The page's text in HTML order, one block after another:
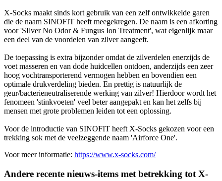
X-Socks maakt sinds kort gebruik van een zelf ontwikkelde garen
die de naam SINOFIT heeft meegekregen. De naam is een afkorting
voor 'SIlver No Odor & Fungus Ion Treatment', wat eigenlijk maar
een deel van de voordelen van zilver aangeeft.
De toepassing is extra bijzonder omdat de zilverdelen enerzijds de
voet masseren en van dode huidcellen ontdoen, anderzijds een zeer
hoog vochtransporterend vermogen hebben en bovendien een
optimale drukverdeling bieden. En prettig is natuurlijk de
geur/bacterieneutraliserende werking van zilver! Hierdoor wordt het
fenomeen 'stinkvoeten' veel beter aangepakt en kan het zelfs bij
mensen met grote problemen leiden tot een oplossing.
Voor de introductie van SINOFIT heeft X-Socks gekozen voor een
trekking sok met de veelzeggende naam 'Airforce One'.
Voor meer informatie: https://www.x-socks.com/
Andere recente nieuws-items met betrekking tot X-